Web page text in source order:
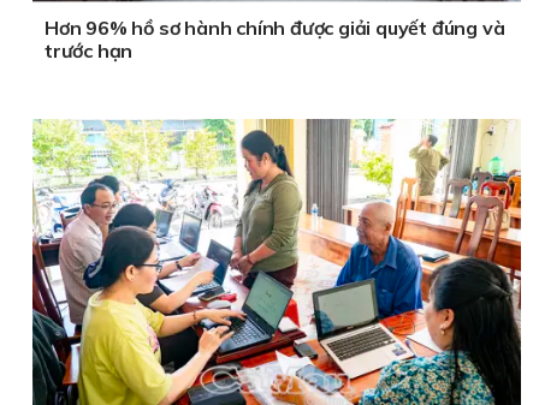
Hơn 96% hồ sơ hành chính được giải quyết đúng và
trước hạn